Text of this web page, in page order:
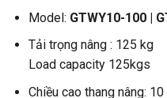
Model: GTWY10-100 |
Tải trọng nâng : 125 kg
Load capacity 125kgs
Chiều cao thang nâng: